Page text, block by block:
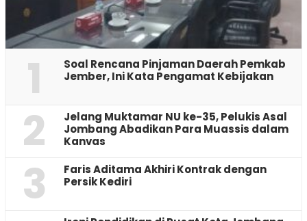
1
‎Soal Rencana Pinjaman Daerah Pemkab
Jember, Ini Kata Pengamat Kebijakan ‎
2
Jelang Muktamar NU ke-35, Pelukis Asal
Jombang Abadikan Para Muassis dalam
Kanvas
3
Faris Aditama Akhiri Kontrak dengan
Persik Kediri